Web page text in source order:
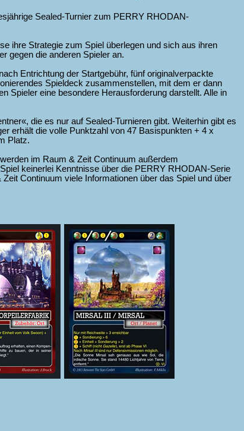
Sealed-Turnier zum PERRY RHODAN-
ihre Strategie zum Spiel überlegen und sich aus ihren
gegen die anderen Spieler an.
Entrichtung der Startgebühr, fünf originalverpackte
Spieldeck zusammenstellen, mit dem er dann
Spieler eine besondere Herausforderung darstellt. Alle in
die es nur auf Sealed-Turnieren gibt. Weiterhin gibt es
erhält die volle Punktzahl von 47 Basispunkten + 4 x
Platz.
im Raum & Zeit Continuum außerdem
keinerlei Kenntnisse über die PERRY RHODAN-Serie
Continuum viele Informationen über das Spiel und über